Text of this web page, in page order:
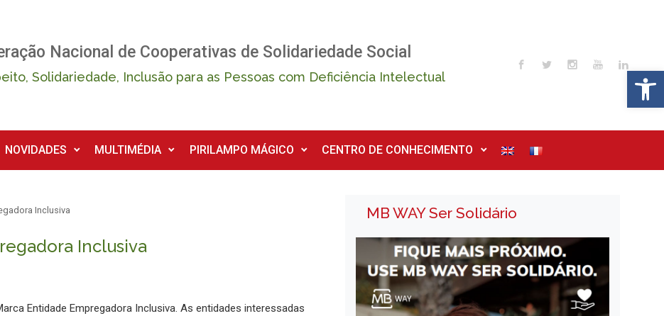
Nacional de Cooperativas de Solidariedade Social
Solidariedade, Inclusão para as Pessoas com Deficiência Intelectual
NOVIDADES MULTIMÉDIA PIRILAMPO MÁGICO CENTRO DE CONHECIMENTO
Inclusiva
Inclusiva
Entidade Empregadora Inclusiva. As entidades interessadas
MB WAY Ser Solidário